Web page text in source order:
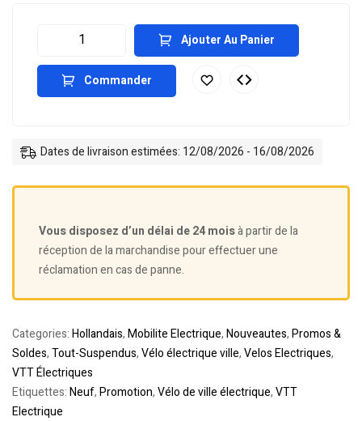
Ajouter Au Panier
Commander
Dates de livraison estimées: 12/08/2026 - 16/08/2026
Vous disposez d’un délai de 24 moisà partir de la
réception de la marchandise pour effectuer une
réclamation en cas de panne.
Categories:Hollandais,Mobilite Electrique,Nouveautes,Promos &
Soldes,Tout-Suspendus,Vélo électrique ville,Velos Electriques,
VTT Électriques
Etiquettes:Neuf,Promotion,Vélo de ville électrique,VTT
Electrique